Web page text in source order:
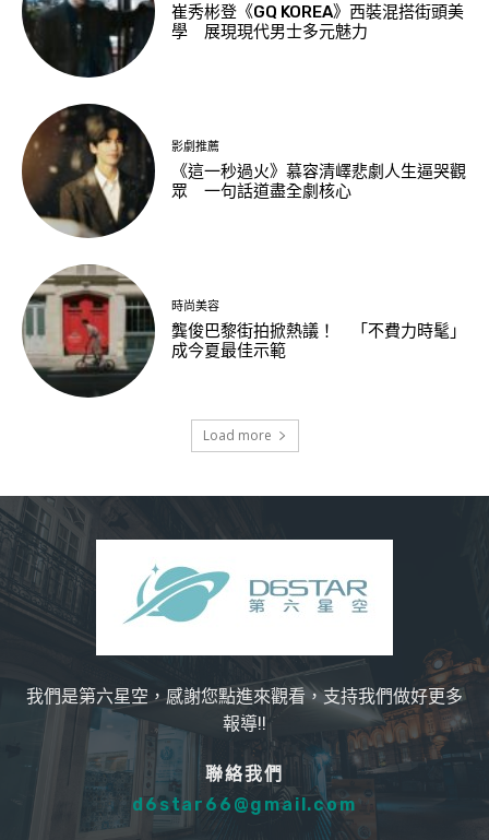
崔秀彬登《GQ KOREA》西裝混搭街頭美
學 展現現代男士多元魅力
影劇推薦
《這一秒過火》慕容清嶧悲劇人生逼哭觀
眾 一句話道盡全劇核心
時尚美容
龔俊巴黎街拍掀熱議！ 「不費力時髦」
成今夏最佳示範
Load more
我們是第六星空，感謝您點進來觀看，支持我們做好更多
報導!!
聯絡我們
d6star66@gmail.com